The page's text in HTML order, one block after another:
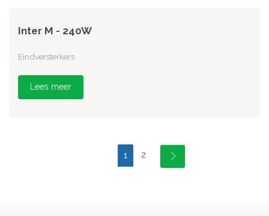
Inter M - 240W
Eindversterkers
Lees meer
1 2